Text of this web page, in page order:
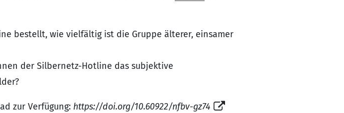
bestellt, wie vielfältig ist die Gruppe älterer, einsamer
der Silbernetz-Hotline das subjektive
zur Verfügung: https://doi.org/10.60922/nfbv-gz74